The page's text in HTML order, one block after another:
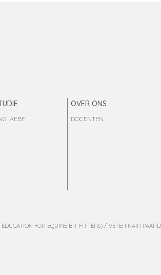
IAEBF
OVER ONS
DOCENTEN
FOR EQUINE BIT FITTERS) / VETERINAIR